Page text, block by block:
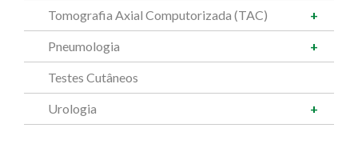
Tomografia Axial Computorizada (TAC)
Pneumologia
Testes Cutâneos
Urologia